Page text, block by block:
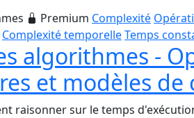
Premium Complexité
Complexité temporelleTemps
algorithmes -
et modèles de
raisonner sur le temps